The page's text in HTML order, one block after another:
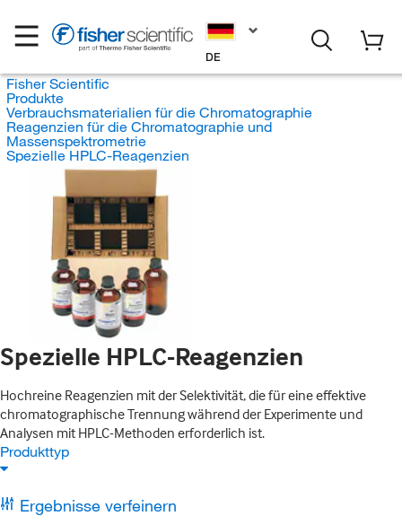
DE
Fisher Scientific
Produkte
Verbrauchsmaterialien für die Chromatographie
Reagenzien für die Chromatographie und
Massenspektrometrie
Spezielle HPLC-Reagenzien
Spezielle HPLC-Reagenzien
Hochreine Reagenzien mit der Selektivität, die für eine effektive
chromatographische Trennung während der Experimente und
Analysen mit HPLC-Methoden erforderlich ist.
Produkttyp
Ergebnisse verfeinern